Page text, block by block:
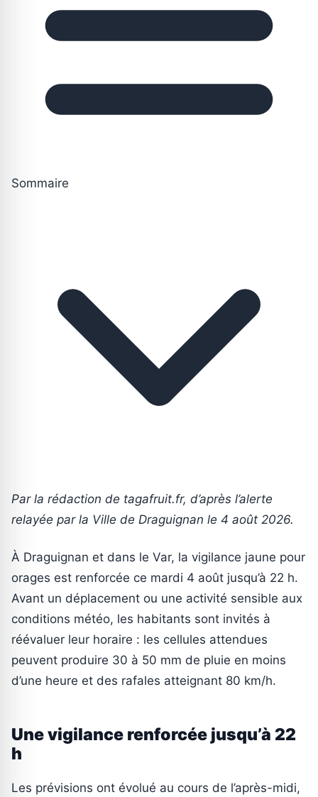
Sommaire
Par la rédaction de tagafruit.fr, d’après l’alerte
relayée par la Ville de Draguignan le 4 août 2026.
À Draguignan et dans le Var, la vigilance jaune pour
orages est renforcée ce mardi 4 août jusqu’à 22 h.
Avant un déplacement ou une activité sensible aux
conditions météo, les habitants sont invités à
réévaluer leur horaire : les cellules attendues
peuvent produire 30 à 50 mm de pluie en moins
d’une heure et des rafales atteignant 80 km/h.
Une vigilance renforcée jusqu’à 22
h
Les prévisions ont évolué au cours de l’après-midi,